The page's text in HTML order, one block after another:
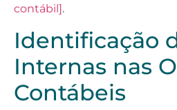
contábil] .
Identificação
Internas nas
Contábeis